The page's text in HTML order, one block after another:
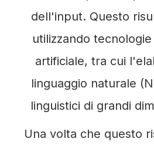
dell'input. Questo
utilizzando
artificiale, tra cui
linguaggio naturale
linguistici di grandi
Una volta che questo